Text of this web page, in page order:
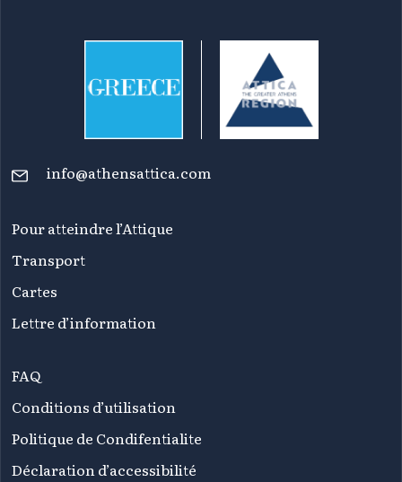
info@athensattica.com
Pour atteindre l’Attique
Transport
Cartes
Lettre d’information
FAQ
Conditions d’utilisation
Politique de Condifentialite
Déclaration d’accessibilité